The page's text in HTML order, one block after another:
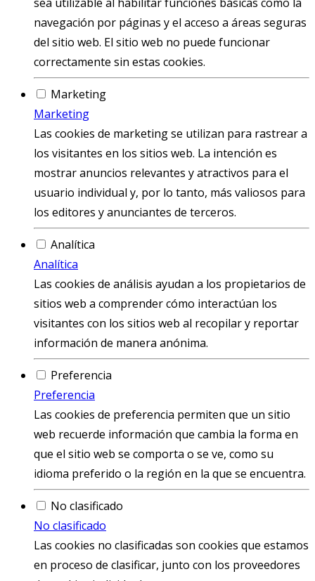
navegación por páginas y el acceso a áreas seguras
del sitio web. El sitio web no puede funcionar
correctamente sin estas cookies.
Marketing
Marketing
Las cookies de marketing se utilizan para rastrear a
los visitantes en los sitios web. La intención es
mostrar anuncios relevantes y atractivos para el
usuario individual y, por lo tanto, más valiosos para
los editores y anunciantes de terceros.
Analítica
Analítica
Las cookies de análisis ayudan a los propietarios de
sitios web a comprender cómo interactúan los
visitantes con los sitios web al recopilar y reportar
información de manera anónima.
Preferencia
Preferencia
Las cookies de preferencia permiten que un sitio
web recuerde información que cambia la forma en
que el sitio web se comporta o se ve, como su
idioma preferido o la región en la que se encuentra.
No clasificado
No clasificado
Las cookies no clasificadas son cookies que estamos
en proceso de clasificar, junto con los proveedores